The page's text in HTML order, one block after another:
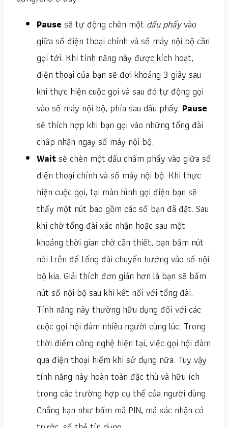
Pause sẽ tự động chèn một dấu phẩyvào
giữa số điện thoại chính và số máy nội bộ cần
gọi tới. Khi tính năng này được kích hoạt,
điện thoại của bạn sẽ đợi khoảng 3 giây sau
khi thực hiện cuộc gọi và sau đó tự động gọi
vào số máy nội bộ, phía sau dấu phẩy. Pause
sẽ thích hợp khi bạn gọi vào những tổng đài
chấp nhận ngay số máy nội bộ.
Wait sẽ chèn một dấu chấm phẩy vào giữa số
điện thoại chính và số máy nội bộ. Khi thực
hiện cuộc gọi, tại màn hình gọi điện bạn sẽ
thấy một nút bao gồm các số bạn đã đặt. Sau
khi chờ tổng đài xác nhận hoặc sau một
khoảng thời gian chờ cần thiết, bạn bấm nút
nói trên để tổng đài chuyển hướng vào số nội
bộ kia. Giải thích đơn giản hơn là bạn sẽ bấm
nút số nội bộ sau khi kết nối với tổng đài.
Tính năng này thường hữu dụng đối với các
cuộc gọi hội đàm nhiều người cùng lúc. Trong
thời điểm công nghệ hiện tại, việc gọi hội đàm
qua điện thoại hiếm khi sử dụng nữa. Tuy vậy
tính năng này hoàn toàn đặc thù và hữu ích
trong các trường hợp cụ thể của người dùng.
Chẳng hạn như bấm mã PIN, mã xác nhận có